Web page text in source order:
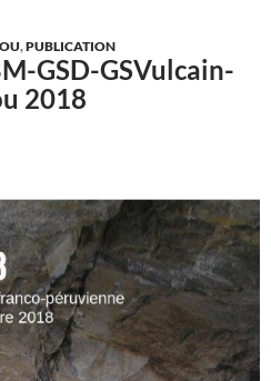
,PUBLICATION
GSD-GSVulcain-
2018